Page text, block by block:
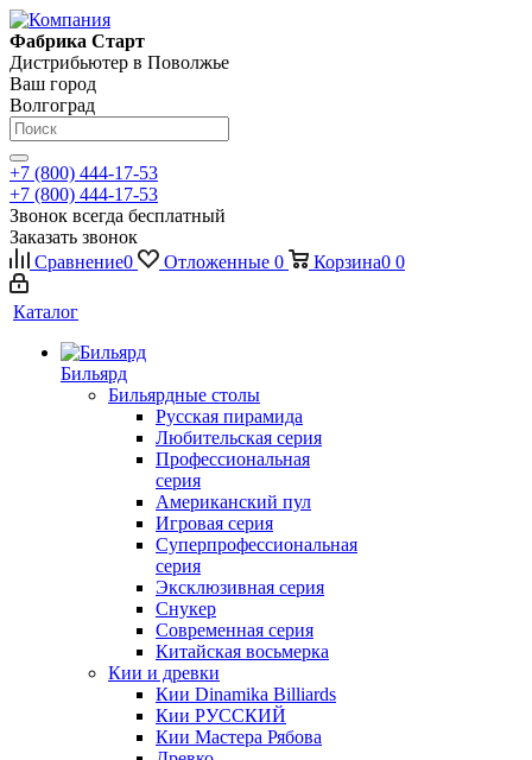
Фабрика Старт
Дистрибьютер в Поволжье
Ваш город
Волгоград
+7 (800) 444-17-53
+7 (800) 444-17-53
Звонок всегда бесплатный
Заказать звонок
Сравнение0 Отложенные 0 Корзина0 0
Каталог
Бильярд
Бильярдные столы
Русская пирамида
Любительская серия
Профессиональная
серия
Американский пул
Игровая серия
Суперпрофессиональная
серия
Эксклюзивная серия
Снукер
Современная серия
Китайская восьмерка
Кии и древки
Кии Dinamika Billiards
Кии РУССКИЙ
Кии Мастера Рябова